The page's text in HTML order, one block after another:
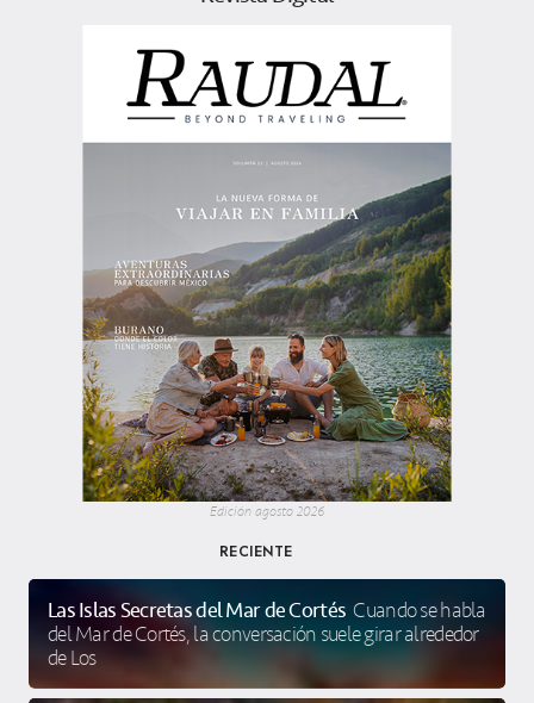
Edición agosto 2026
RECIENTE
Las Islas Secretas del Mar de Cortés Cuando se habla
del Mar de Cortés, la conversación suele girar alrededor
de Los